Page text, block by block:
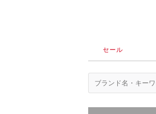
セール